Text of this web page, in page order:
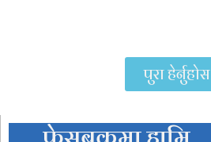
पुरा हेर्नुहोस